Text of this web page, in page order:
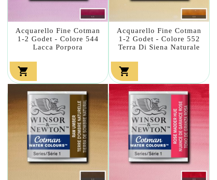
Acquarello Fine Cotman
1-2 Godet - Colore 544
Lacca Porpora

Acquarello Fine Cotman
1-2 Godet - Colore 552
Terra Di Siena Naturale
